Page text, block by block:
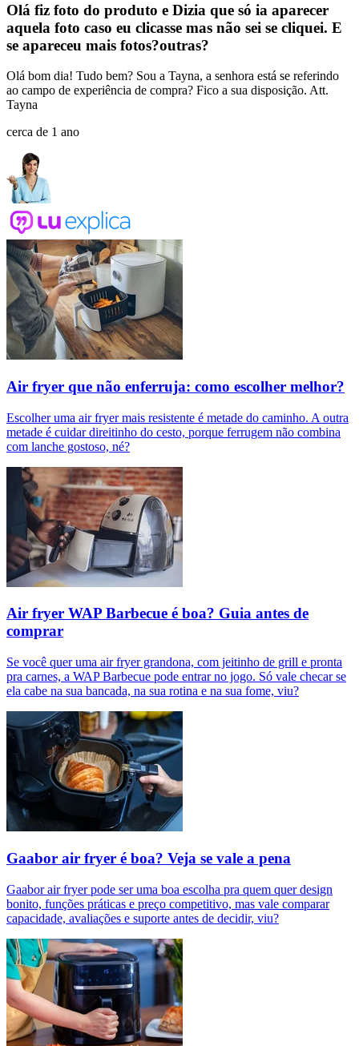
Olá fiz foto do produto e Dizia que só ia aparecer
aquela foto caso eu clicasse mas não sei se cliquei. E
se apareceu mais fotos?outras?
Olá bom dia! Tudo bem? Sou a Tayna, a senhora está se referindo
ao campo de experiência de compra? Fico a sua disposição. Att.
Tayna
cerca de 1 ano
Air fryer que não enferruja: como escolher melhor?
Escolher uma air fryer mais resistente é metade do caminho. A outra
metade é cuidar direitinho do cesto, porque ferrugem não combina
com lanche gostoso, né?
Air fryer WAP Barbecue é boa? Guia antes de
comprar
Se você quer uma air fryer grandona, com jeitinho de grill e pronta
pra carnes, a WAP Barbecue pode entrar no jogo. Só vale checar se
ela cabe na sua bancada, na sua rotina e na sua fome, viu?
Gaabor air fryer é boa? Veja se vale a pena
Gaabor air fryer pode ser uma boa escolha pra quem quer design
bonito, funções práticas e preço competitivo, mas vale comparar
capacidade, avaliações e suporte antes de decidir, viu?